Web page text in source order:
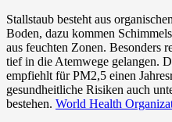
Stallstaub besteht aus
Boden, dazu kommen
aus feuchten Zonen. Besonders
tief in die Atemwege gelangen.
empfiehlt für PM2,5 einen
gesundheitliche Risiken auch
bestehen. World Health